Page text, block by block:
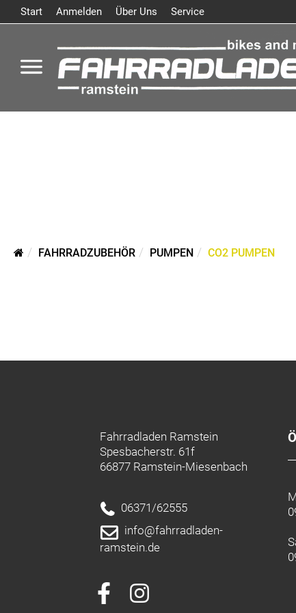
Start Anmelden Über Uns Service
FAHRRADZUBEHÖR PUMPEN CO2 PUMPEN
Fahrradladen Ramstein
Spesbacherstr. 61f
66877 Ramstein-Miesenbach
06371/62555
info@fahrradladen-
ramstein.de